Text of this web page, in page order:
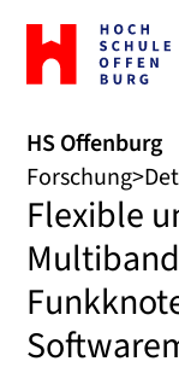
Zur
Startseite
Hochschule
HS Offenburg
Forschung
Flexible